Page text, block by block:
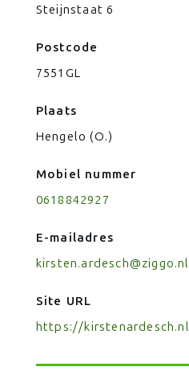
Steijnstaat 6
Postcode
7551GL
Plaats
Hengelo (O.)
Mobiel nummer
0618842927
E-mailadres
kirsten.ardesch@ziggo.nl
Site URL
https://kirstenardesch.nl